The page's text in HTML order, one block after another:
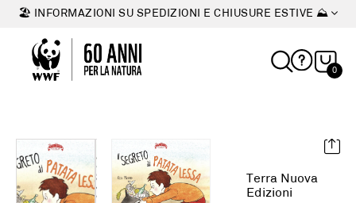
🏖 INFORMAZIONI SU SPEDIZIONI E CHIUSURE ESTIVE ⛰
0
Terra Nuova
Edizioni